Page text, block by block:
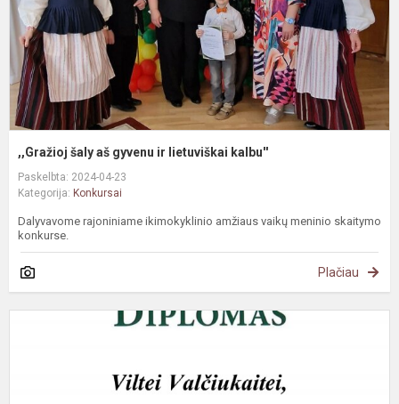
,,Gražioj šaly aš gyvenu ir lietuviškai kalbu''
Paskelbta: 2024-04-23
Kategorija: Konkursai
Dalyvavome rajoniniame ikimokyklinio amžiaus vaikų meninio skaitymo
konkurse.
Plačiau